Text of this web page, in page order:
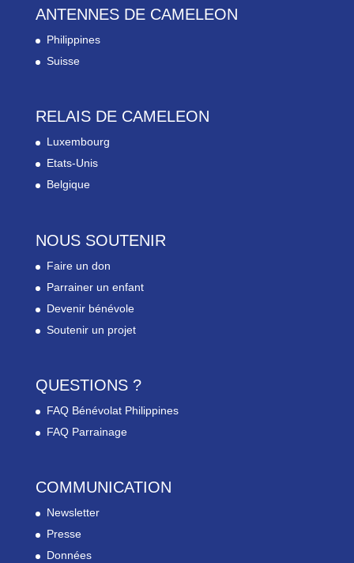
ANTENNES DE CAMELEON
Philippines
Suisse
RELAIS DE CAMELEON
Luxembourg
Etats-Unis
Belgique
NOUS SOUTENIR
Faire un don
Parrainer un enfant
Devenir bénévole
Soutenir un projet
QUESTIONS ?
FAQ Bénévolat Philippines
FAQ Parrainage
COMMUNICATION
Newsletter
Presse
Données